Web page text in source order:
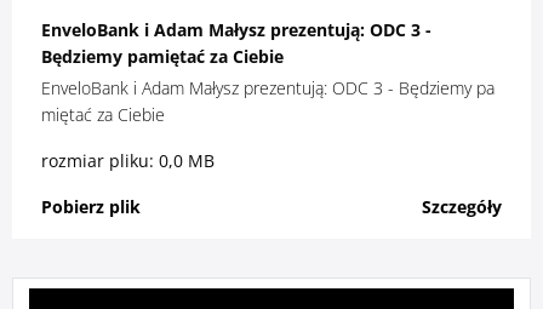
EnveloBank i Adam Małysz prezentują: ODC 3 -
Będziemy pamiętać za Ciebie
EnveloBank i Adam Małysz prezentują: ODC 3 - Będziemy pa
miętać za Ciebie
rozmiar pliku: 0,0 MB
Pobierz plik
Szczegóły